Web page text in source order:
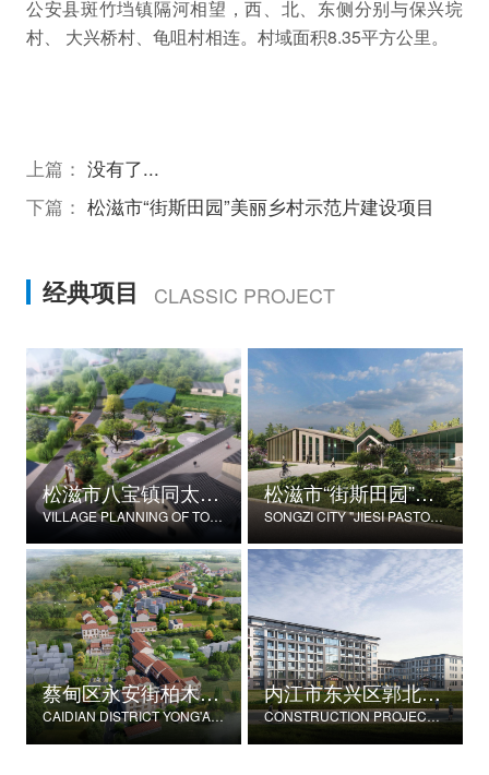
公安县斑竹垱镇隔河相望，西、北、东侧分别与保兴垸
村、 大兴桥村、龟咀村相连。村域面积8.35平方公里。
上篇： 没有了...
下篇： 松滋市“街斯田园”美丽乡村示范片建设项目
经典项目 CLASSIC PROJECT
松滋市八宝镇同太湖村村庄规划
VILLAGE PLANNING OF TONGTAIHU VILLAGE, BABAO TOWN, SONGZI CITY
松滋市“街斯田园”美丽乡村示范片建设项目
SONGZI CITY "JIESI PASTORAL" BEAUTIFUL RURAL DEMONSTRATION FILM CONSTRUCTION PROJECT
蔡甸区永安街柏木村郭家庄湾省级美丽乡村试点建设项目
CAIDIAN DISTRICT YONG'AN STREET CYPRESS VILLAGE GUOJIAZHUANG BAY PROVINCIAL BEAUTIFUL VILLAGE PILOT CONSTRUCTION PROJECT
内江市东兴区郭北养老服务中心建设项目
CONSTRUCTION PROJECT OF GUOBEI ELDERLY SERVICE CENTER IN DONGXING DISTRICT, NEIJIANG CITY